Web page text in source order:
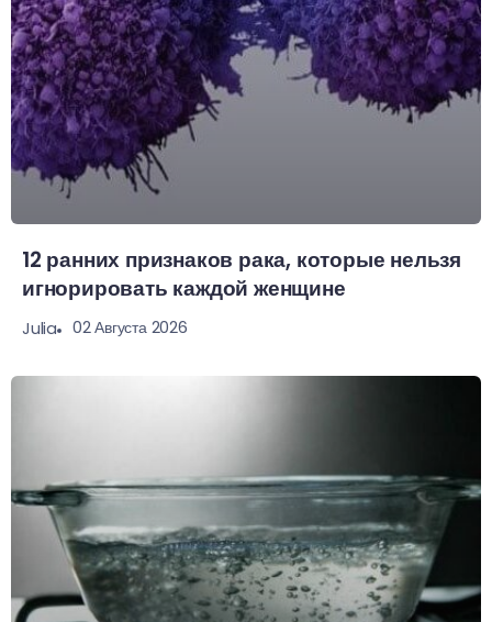
12 ранних признаков рака, которые нельзя
игнорировать каждой женщине
Julia 02 Августа 2026